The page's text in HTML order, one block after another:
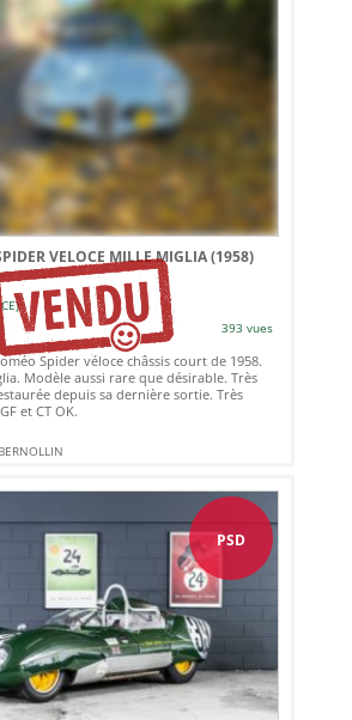
VELOCE MILLE MIGLIA (1958)
393 vues
Spider véloce châssis court de 1958.
Modèle aussi rare que désirable. Très
depuis sa dernière sortie. Très
et CT OK.
PSD